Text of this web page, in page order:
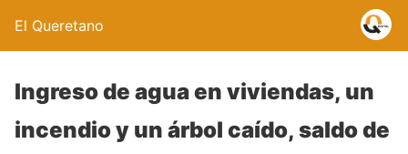
El Queretano
Ingreso de agua en viviendas, un
incendio y un árbol caído, saldo de